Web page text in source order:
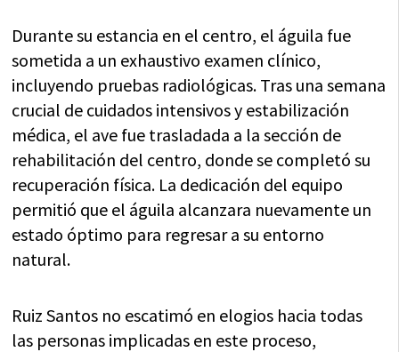
Durante su estancia en el centro, el águila fue
sometida a un exhaustivo examen clínico,
incluyendo pruebas radiológicas. Tras una semana
crucial de cuidados intensivos y estabilización
médica, el ave fue trasladada a la sección de
rehabilitación del centro, donde se completó su
recuperación física. La dedicación del equipo
permitió que el águila alcanzara nuevamente un
estado óptimo para regresar a su entorno
natural.
Ruiz Santos no escatimó en elogios hacia todas
las personas implicadas en este proceso,